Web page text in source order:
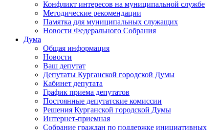
Конфликт интересов на муниципальной службе
Методические рекомендации
Памятка для муниципальных служащих
Новости Федерального Cобрания
Дума
Общая информация
Новости
Ваш депутат
Депутаты Курганской городской Думы
Кабинет депутата
График приема депутатов
Постоянные депутатские комиссии
Решения Курганской городской Думы
Интернет-приемная
Собрание граждан по поддержке инициативных